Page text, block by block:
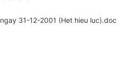
31-12-2001 (Het hieu luc).doc